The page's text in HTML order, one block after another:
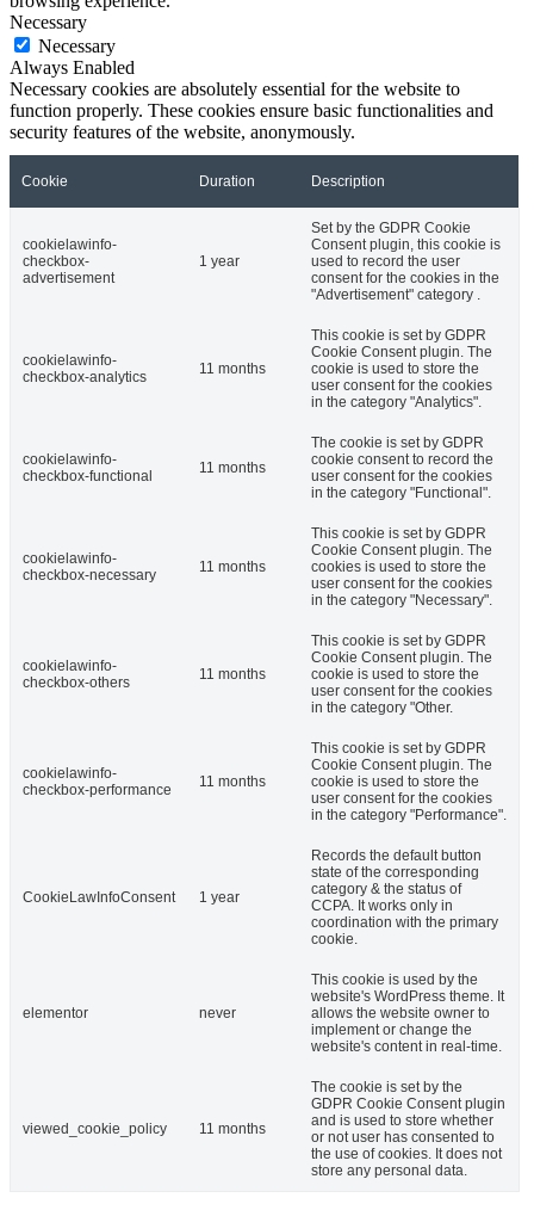
Necessary
Necessary
Always Enabled
Necessary cookies are absolutely essential for the website to
function properly. These cookies ensure basic functionalities and
security features of the website, anonymously.
Cookie Duration Description
cookielawinfo-
checkbox-
advertisement
1 year
Set by the GDPR Cookie
Consent plugin, this cookie is
used to record the user
consent for the cookies in the
"Advertisement" category .
cookielawinfo-
checkbox-analytics
11 months
This cookie is set by GDPR
Cookie Consent plugin. The
cookie is used to store the
user consent for the cookies
in the category "Analytics".
cookielawinfo-
checkbox-functional
11 months
The cookie is set by GDPR
cookie consent to record the
user consent for the cookies
in the category "Functional".
cookielawinfo-
checkbox-necessary
11 months
This cookie is set by GDPR
Cookie Consent plugin. The
cookies is used to store the
user consent for the cookies
in the category "Necessary".
cookielawinfo-
checkbox-others
11 months
This cookie is set by GDPR
Cookie Consent plugin. The
cookie is used to store the
user consent for the cookies
in the category "Other.
cookielawinfo-
checkbox-performance
11 months
This cookie is set by GDPR
Cookie Consent plugin. The
cookie is used to store the
user consent for the cookies
in the category "Performance".
CookieLawInfoConsent 1 year
Records the default button
state of the corresponding
category & the status of
CCPA. It works only in
coordination with the primary
cookie.
elementor never
This cookie is used by the
website's WordPress theme. It
allows the website owner to
implement or change the
website's content in real-time.
viewed_cookie_policy 11 months
The cookie is set by the
GDPR Cookie Consent plugin
and is used to store whether
or not user has consented to
the use of cookies. It does not
store any personal data.